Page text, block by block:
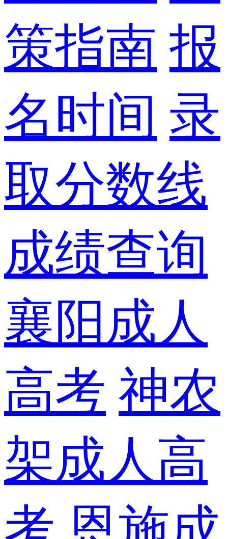
策指南 报
名时间 录
取分数线
成绩查询
襄阳成人
高考 神农
架成人高